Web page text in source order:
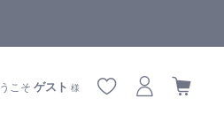
こそゲスト 様